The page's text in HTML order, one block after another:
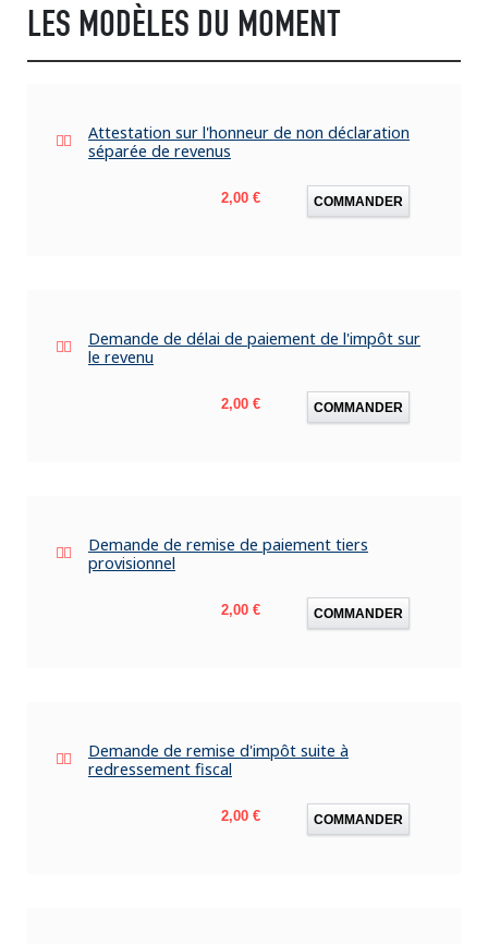
LES MODÈLES DU MOMENT
Attestation sur l'honneur de non déclaration
séparée de revenus
Prix
2,00 € COMMANDER
Demande de délai de paiement de l'impôt sur
le revenu
Prix
2,00 € COMMANDER
Demande de remise de paiement tiers
provisionnel
Prix
2,00 € COMMANDER
Demande de remise d'impôt suite à
redressement fiscal
Prix
2,00 € COMMANDER